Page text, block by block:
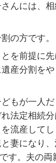
んには、相
の方です。
を前提に
産分割を
もが一人
法定相続分
流産して
妻になり
す。夫の両